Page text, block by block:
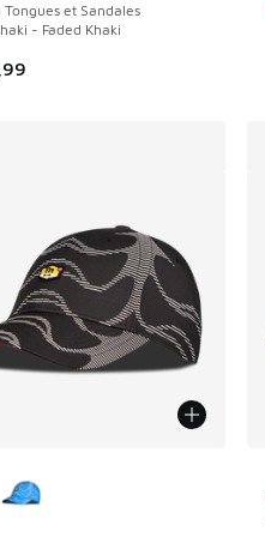
Tongues et Sandales
- Faded Khaki